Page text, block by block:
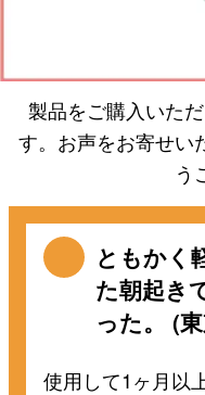
製品をご購入いた
す。お声をお寄せい
う
ともかく
た朝起き
った。 (
使用して1ヶ月以